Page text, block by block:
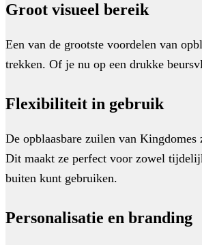
Groot visueel bereik
Een van de grootste voordelen van
trekken. Of je nu op een drukke
Flexibiliteit in gebruik
De opblaasbare zuilen van
Dit maakt ze perfect voor zowel
buiten kunt gebruiken.
Personalisatie en branding